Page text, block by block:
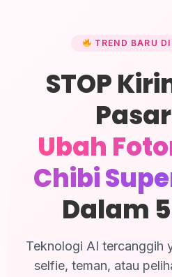
TREND BARU
STOP
Ubah
Chibi
Dalam
Teknologi AI tercanggih
selfie, teman, atau